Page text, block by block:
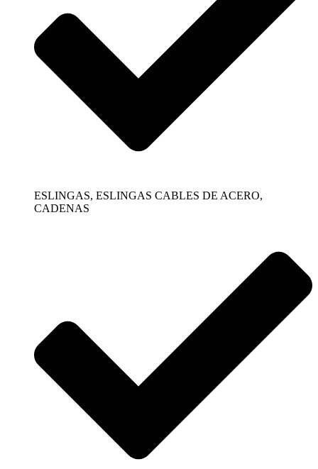
ESLINGAS, ESLINGAS CABLES DE ACERO,
CADENAS